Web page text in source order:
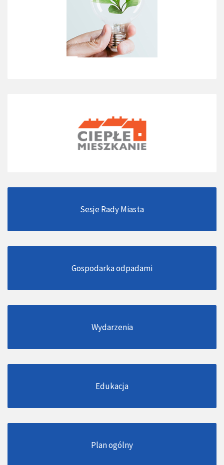
Sesje Rady Miasta
Gospodarka odpadami
Wydarzenia
Edukacja
Plan ogólny